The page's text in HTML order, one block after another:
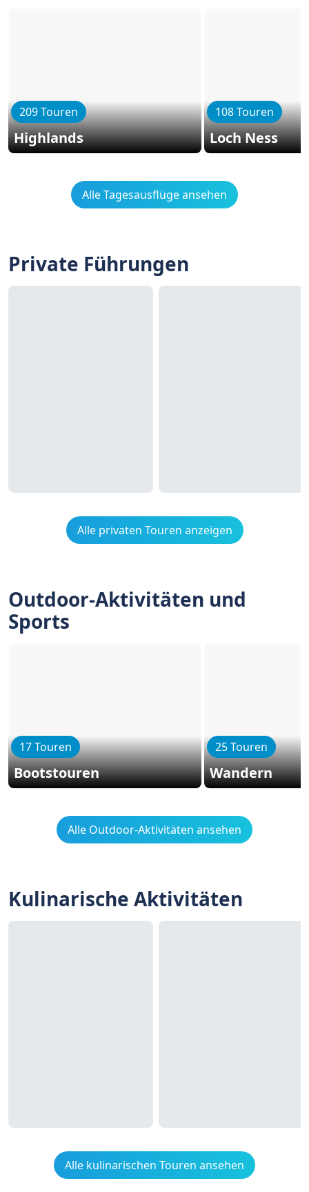
209 Touren
Highlands
108 Touren
Loch Ness
Alle Tagesausflüge ansehen
Private Führungen
Alle privaten Touren anzeigen
Outdoor-Aktivitäten und
Sports
17 Touren
Bootstouren
25 Touren
Wandern
Alle Outdoor-Aktivitäten ansehen
Kulinarische Aktivitäten
Alle kulinarischen Touren ansehen